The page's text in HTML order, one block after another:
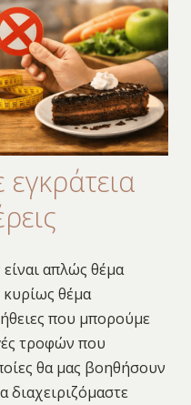
απλώς θέμα
κυρίως θέμα
που μπορούμε
τροφών που
θα μας βοηθήσουν
διαχειριζόμαστε